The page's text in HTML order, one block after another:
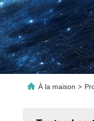
À la maison >